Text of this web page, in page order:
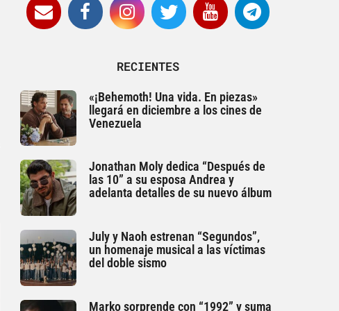
RECIENTES
«¡Behemoth! Una vida. En piezas»
llegará en diciembre a los cines de
Venezuela
Jonathan Moly dedica “Después de
las 10” a su esposa Andrea y
adelanta detalles de su nuevo álbum
July y Naoh estrenan “Segundos”,
un homenaje musical a las víctimas
del doble sismo
Marko sorprende con “1992” y suma